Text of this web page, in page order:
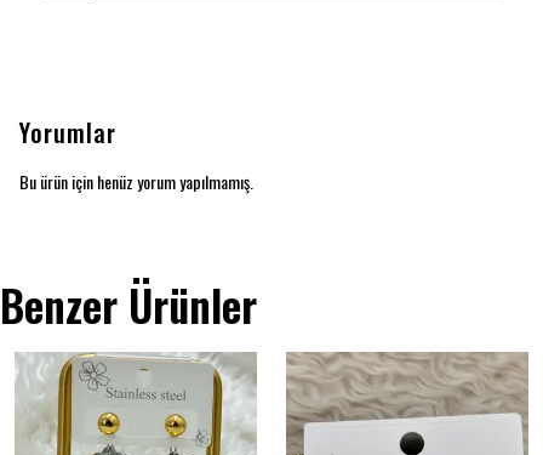
Yorumlar
Bu ürün için henüz yorum yapılmamış.
Benzer Ürünler